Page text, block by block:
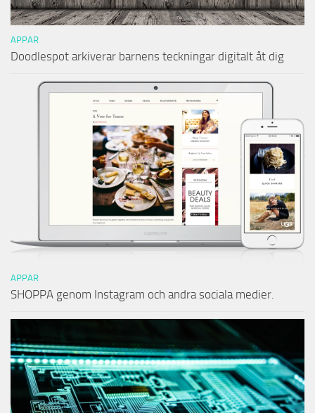
APPAR
Doodlespot arkiverar barnens teckningar digitalt åt dig
APPAR
SHOPPA genom Instagram och andra sociala medier.